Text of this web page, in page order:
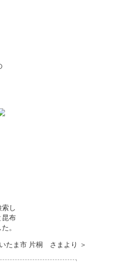
し
昆布
。
たま市 片桐 さまより ＞